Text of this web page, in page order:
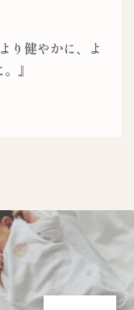
り健やかに、よ
』